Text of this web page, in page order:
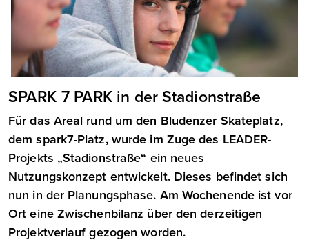
SPARK 7 PARK in der Stadionstraße
Für das Areal rund um den Bludenzer Skateplatz,
dem spark7-Platz, wurde im Zuge des LEADER-
Projekts „Stadionstraße“ ein neues
Nutzungskonzept entwickelt. Dieses befindet sich
nun in der Planungsphase. Am Wochenende ist vor
Ort eine Zwischenbilanz über den derzeitigen
Projektverlauf gezogen worden.